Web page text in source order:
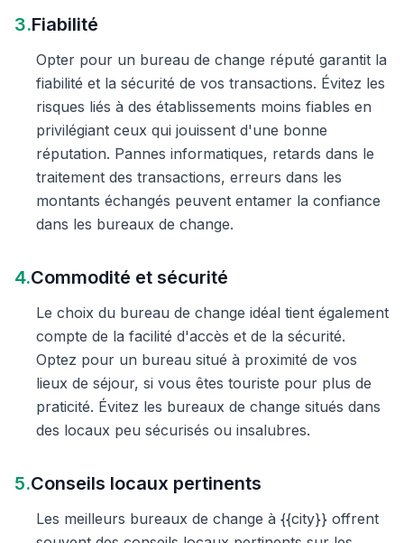
3.Fiabilité
Opter pour un bureau de change réputé garantit la
fiabilité et la sécurité de vos transactions. Évitez les
risques liés à des établissements moins fiables en
privilégiant ceux qui jouissent d'une bonne
réputation. Pannes informatiques, retards dans le
traitement des transactions, erreurs dans les
montants échangés peuvent entamer la confiance
dans les bureaux de change.
4.Commodité et sécurité
Le choix du bureau de change idéal tient également
compte de la facilité d'accès et de la sécurité.
Optez pour un bureau situé à proximité de vos
lieux de séjour, si vous êtes touriste pour plus de
praticité. Évitez les bureaux de change situés dans
des locaux peu sécurisés ou insalubres.
5.Conseils locaux pertinents
Les meilleurs bureaux de change à {{city}} offrent